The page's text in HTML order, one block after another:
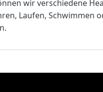
wir verschiedene
Laufen, Schwimmen